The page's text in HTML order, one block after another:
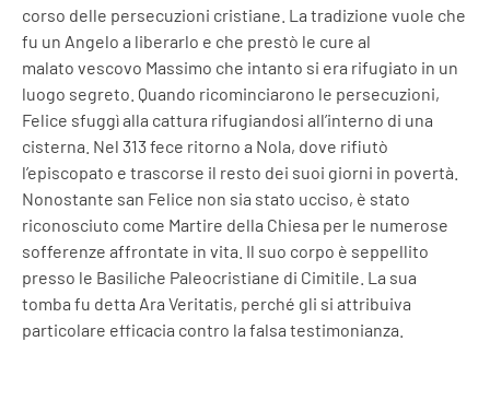
corso delle persecuzioni cristiane. La tradizione vuole che
fu un Angelo a liberarlo e che prestò le cure al
malato vescovo Massimo che intanto si era rifugiato in un
luogo segreto. Quando ricominciarono le persecuzioni,
Felice sfuggì alla cattura rifugiandosi all’interno di una
cisterna. Nel 313 fece ritorno a Nola, dove rifiutò
l’episcopato e trascorse il resto dei suoi giorni in povertà.
Nonostante san Felice non sia stato ucciso, è stato
riconosciuto come Martire della Chiesa per le numerose
sofferenze affrontate in vita. Il suo corpo è seppellito
presso le Basiliche Paleocristiane di Cimitile. La sua
tomba fu detta Ara Veritatis, perché gli si attribuiva
particolare efficacia contro la falsa testimonianza.